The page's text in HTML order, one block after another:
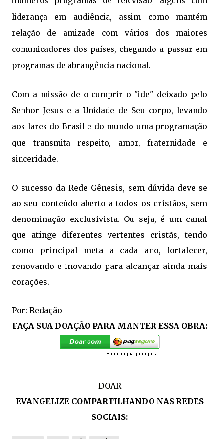
liderança em audiência, assim como mantém
relação de amizade com vários dos maiores
comunicadores dos países, chegando a passar em
programas de abrangência nacional.
Com a missão de o cumprir o "ide" deixado pelo
Senhor Jesus e a Unidade de Seu corpo, levando
aos lares do Brasil e do mundo uma programação
que transmita respeito, amor, fraternidade e
sinceridade.
O sucesso da Rede Gênesis, sem dúvida deve-se
ao seu conteúdo aberto a todos os cristãos, sem
denominação exclusivista. Ou seja, é um canal
que atinge diferentes vertentes cristãs, tendo
como principal meta a cada ano, fortalecer,
renovando e inovando para alcançar ainda mais
corações.
Por: Redação
FAÇA SUA DOAÇÃO PARA MANTER ESSA OBRA:
DOAR
EVANGELIZE COMPARTILHANDO NAS REDES
SOCIAIS: